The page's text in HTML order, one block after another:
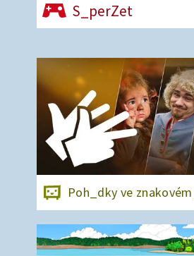
S_perZet
Poh_dky ve